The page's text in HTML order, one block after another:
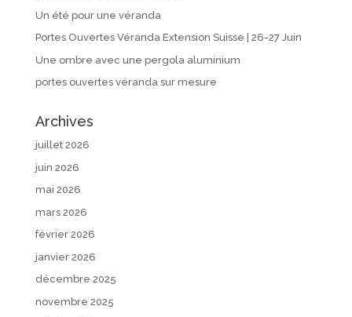
Un été pour une véranda
Portes Ouvertes Véranda Extension Suisse | 26-27 Juin
Une ombre avec une pergola aluminium
portes ouvertes véranda sur mesure
Archives
juillet 2026
juin 2026
mai 2026
mars 2026
février 2026
janvier 2026
décembre 2025
novembre 2025